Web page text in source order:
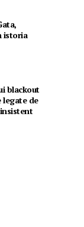
istoria
blackout
legate de